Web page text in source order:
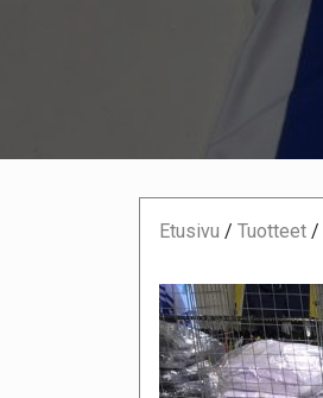
Etusivu / Tuotteet /